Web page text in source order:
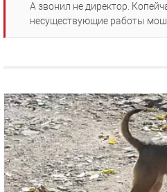
А звонил не директор.
несуществующие работы